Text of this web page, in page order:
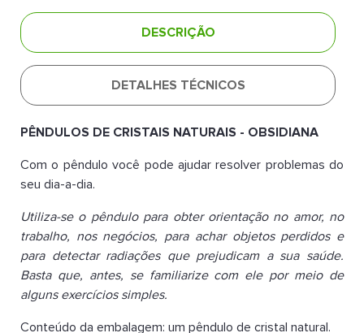
DESCRIÇÃO
DETALHES TÉCNICOS
PÊNDULOS DE CRISTAIS NATURAIS - OBSIDIANA
Com o pêndulo você pode ajudar resolver problemas do
seu dia-a-dia.
Utiliza-se o pêndulo para obter orientação no amor, no
trabalho, nos negócios, para achar objetos perdidos e
para detectar radiações que prejudicam a sua saúde.
Basta que, antes, se familiarize com ele por meio de
alguns exercícios simples.
Conteúdo da embalagem: um pêndulo de cristal natural.